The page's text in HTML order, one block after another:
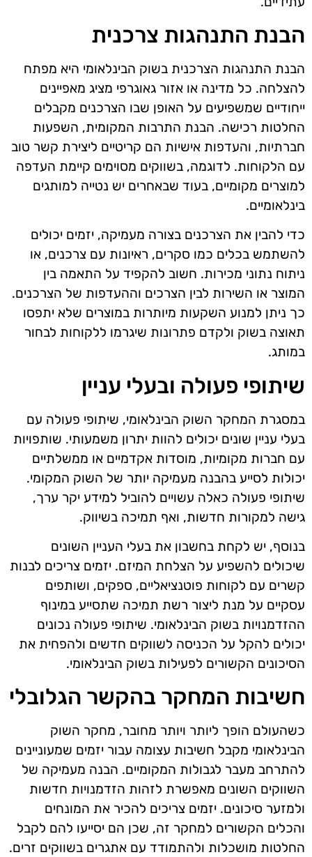
הבנת התנהגות צרכנית
הבנת התנהגות הצרכנית בשוק הבינלאומי היא מפתח
להצלחה. כל מדינה או אזור גאוגרפי מציג מאפיינים
ייחודיים שמשפיעים על האופן שבו הצרכנים מקבלים
החלטות רכישה. הבנת התרבות המקומית, השפעות
חברתיות, והעדפות אישיות הם קריטיים ליצירת קשר טוב
עם הלקוחות. לדוגמה, בשווקים מסוימים קיימת העדפה
למוצרים מקומיים, בעוד שבאחרים יש נטייה למותגים
בינלאומיים.
כדי להבין את הצרכנים בצורה מעמיקה, יזמים יכולים
להשתמש בכלים כמו סקרים, ראיונות עם צרכנים, או
ניתוח נתוני מכירות. חשוב להקפיד על התאמה בין
המוצר או השירות לבין הצרכים וההעדפות של הצרכנים.
כך ניתן למנוע השקעות מיותרות במוצרים שלא יתפסו
תאוצה בשוק ולקדם פתרונות שיגרמו ללקוחות לבחור
במותג.
שיתופי פעולה ובעלי עניין
במסגרת המחקר השוק הבינלאומי, שיתופי פעולה עם
בעלי עניין שונים יכולים להוות יתרון משמעותי. שותפויות
עם חברות מקומיות, מוסדות אקדמיים או ממשלתיים
יכולות לסייע בהבנה מעמיקה יותר של השוק המקומי.
שיתופי פעולה כאלה עשויים להוביל למידע יקר ערך,
גישה למקורות חדשות, ואף תמיכה בשיווק.
בנוסף, יש לקחת בחשבון את בעלי העניין השונים
שיכולים להשפיע על הצלחת המיזם. יזמים צריכים לבנות
קשרים עם לקוחות פוטנציאליים, ספקים, ושותפים
עסקיים על מנת ליצור רשת תמיכה שתסייע במינוף
ההזדמנויות בשוק הבינלאומי. שיתופי פעולה נכונים
יכולים להקל על הכניסה לשווקים חדשים ולהפחית את
הסיכונים הקשורים לפעילות בשוק הבינלאומי.
חשיבות המחקר בהקשר הגלובלי
כשהעולם הופך ליותר ויותר מחובר, מחקר השוק
הבינלאומי מקבל חשיבות עצומה עבור יזמים שמעוניינים
להתרחב מעבר לגבולות המקומיים. הבנה מעמיקה של
השווקים השונים מאפשרת לזהות הזדמנויות חדשות
ולמזער סיכונים. יזמים צריכים להכיר את המונחים
והכלים הקשורים למחקר זה, שכן הם יסייעו להם לקבל
החלטות מושכלות ולהתמודד עם אתגרים בשווקים זרים.